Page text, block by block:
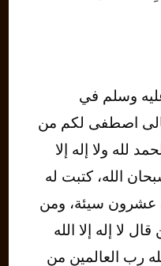
وسلم في
اصطفى لكم من
لله ولا إله إلا
الله، كتبت له
سيئة، ومن
لا إله إلا الله
رب العالمين من